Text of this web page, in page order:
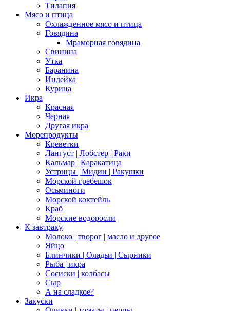
Тилапия
Мясо и птица
Охлажденное мясо и птица
Говядина
Мраморная говядина
Свинина
Утка
Баранина
Индейка
Курица
Икра
Красная
Черная
Другая икра
Морепродукты
Креветки
Лангуст | Лобстер | Раки
Кальмар | Каракатица
Устрицы | Мидии | Ракушки
Морской гребешок
Осьминоги
Морской коктейль
Краб
Морские водоросли
К завтраку
Молоко | творог | масло и другое
Яйцо
Блинчики | Оладьи | Сырники
Рыба | икра
Сосиски | колбасы
Сыр
А на сладкое?
Закуски